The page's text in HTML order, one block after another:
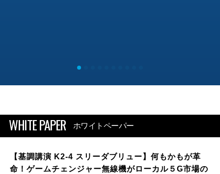
WHITE PAPER ホワイトペーパー
【基調講演 K2-4 スリーダブリュー】何もかもが革
命！ゲームチェンジャー無線機がローカル５G市場の